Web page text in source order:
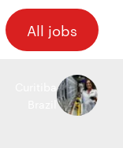
All jobs